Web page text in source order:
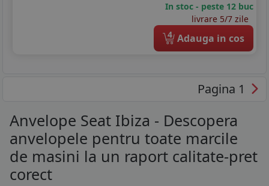
In stoc - peste 12 buc
livrare 5/7 zile
4 Adauga in cos
Pagina 1
Anvelope Seat Ibiza - Descopera
anvelopele pentru toate marcile
de masini la un raport calitate-pret
corect